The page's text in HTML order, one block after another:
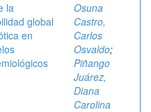
la
global
en
Osuna
Castro,
Carlos
Osvaldo;
Piñango
Juárez,
Diana
Carolina